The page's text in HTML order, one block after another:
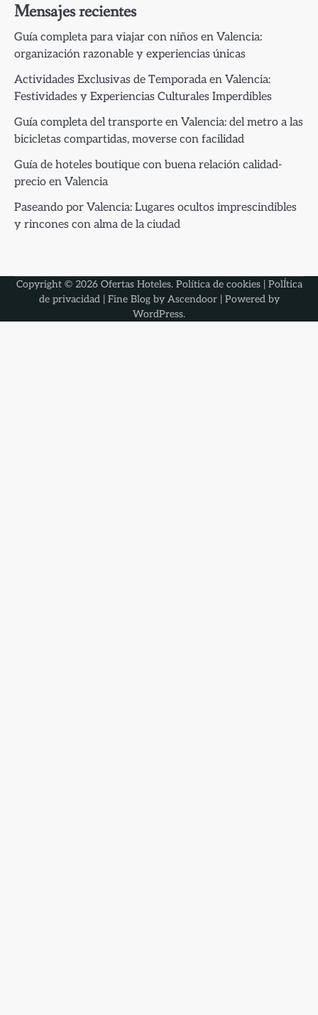
Mensajes recientes
Guía completa para viajar con niños en Valencia:
organización razonable y experiencias únicas
Actividades Exclusivas de Temporada en Valencia:
Festividades y Experiencias Culturales Imperdibles
Guía completa del transporte en Valencia: del metro a las
bicicletas compartidas, moverse con facilidad
Guía de hoteles boutique con buena relación calidad-
precio en Valencia
Paseando por Valencia: Lugares ocultos imprescindibles
y rincones con alma de la ciudad
Copyright © 2026 Ofertas Hoteles. Política de cookies| PolÍtica
de privacidad| Fine Blog by Ascendoor| Powered by
WordPress.